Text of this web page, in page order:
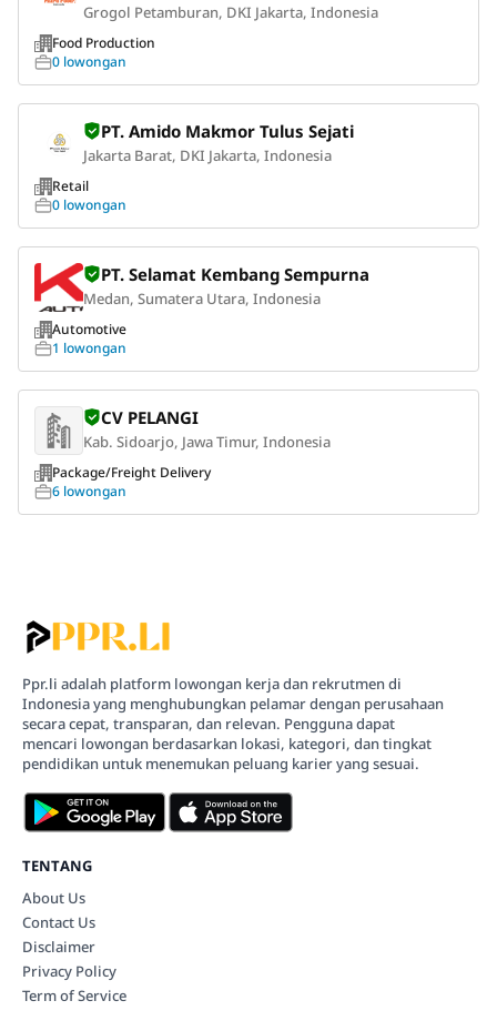
Grogol Petamburan, DKI Jakarta, Indonesia
Food Production
0 lowongan
PT. Amido Makmor Tulus Sejati
Jakarta Barat, DKI Jakarta, Indonesia
Retail
0 lowongan
PT. Selamat Kembang Sempurna
Medan, Sumatera Utara, Indonesia
Automotive
1 lowongan
CV PELANGI
Kab. Sidoarjo, Jawa Timur, Indonesia
Package/Freight Delivery
6 lowongan
Ppr.li adalah platform lowongan kerja dan rekrutmen di
Indonesia yang menghubungkan pelamar dengan perusahaan
secara cepat, transparan, dan relevan. Pengguna dapat
mencari lowongan berdasarkan lokasi, kategori, dan tingkat
pendidikan untuk menemukan peluang karier yang sesuai.
TENTANG
About Us
Contact Us
Disclaimer
Privacy Policy
Term of Service